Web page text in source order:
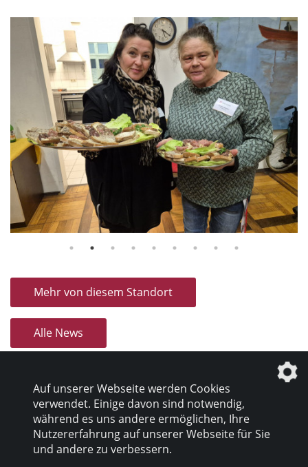
Mehr von diesem Standort
Alle News
Datenschutz|Impressum
Auf unserer Webseite werden Cookies
verwendet. Einige davon sind notwendig,
während es uns andere ermöglichen, Ihre
Nutzererfahrung auf unserer Webseite für Sie
und andere zu verbessern.